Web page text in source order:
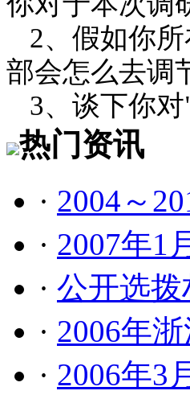
2、假如你
部会怎么去调
3、谈下你
热门资讯
· 2004～
· 2007年1
· 公开选
· 2006年
· 2006年3